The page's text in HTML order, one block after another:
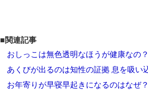
■関連記事
おしっこは無色透明なほうが健康なの
あくびが出るのは知性の証拠 息を吸い
お年寄りが早寝早起きになるのはなぜ